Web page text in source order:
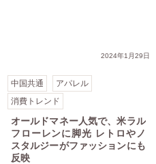
2024年1月29日
中国共通
アパレル
消費トレンド
オールドマネー人気で、米ラル
フローレンに脚光 レトロやノ
スタルジーがファッションにも
反映